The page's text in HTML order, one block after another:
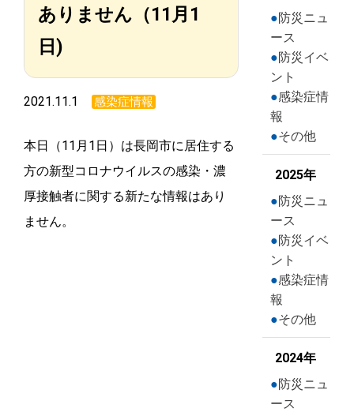
ありません（11月1
日)
2021.11.1 感染症情報
本日（11月1日）は長岡市に居住する
方の新型コロナウイルスの感染・濃
厚接触者に関する新たな情報はあり
ません。
防災ニュ
ース
防災イベ
ント
感染症情
報
その他
2025年
防災ニュ
ース
防災イベ
ント
感染症情
報
その他
2024年
防災ニュ
ース